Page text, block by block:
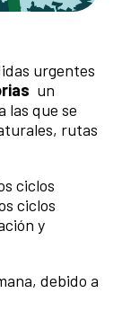
urgentes
un
las que se
rutas
ciclos
ciclos
y
debido a